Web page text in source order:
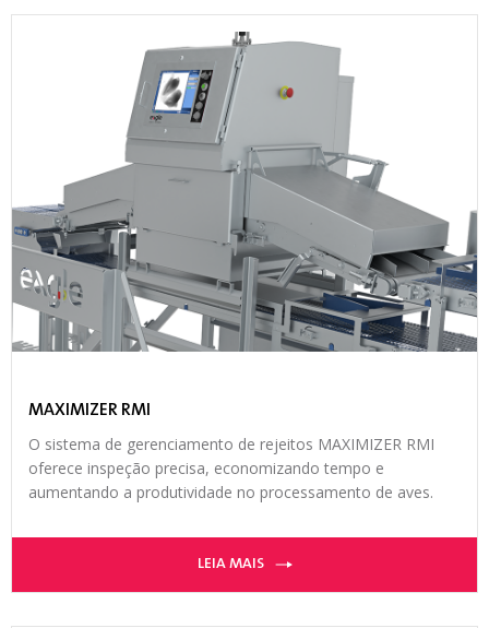
MAXIMIZER RMI
O sistema de gerenciamento de rejeitos MAXIMIZER RMI
oferece inspeção precisa, economizando tempo e
aumentando a produtividade no processamento de aves.
LEIA MAIS